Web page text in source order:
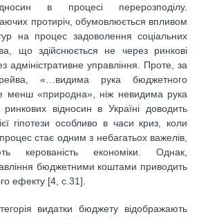
в процесі перерозподілу.
протиріч, обумовлюється впливом
на процес задоволення соціальних
що здійснюється не через ринкові
адміністративне управління. Проте, за
«…видима рука бюджетного
менш «природна», ніж невидима рука
відносин в Україні доводить
гіпотези особливо в часи криз, коли
стає одним з небагатьох важелів,
керованість економіки. Однак,
бюджетними коштами приводить
ефекту [4, с.31].
видатки бюджету відображають